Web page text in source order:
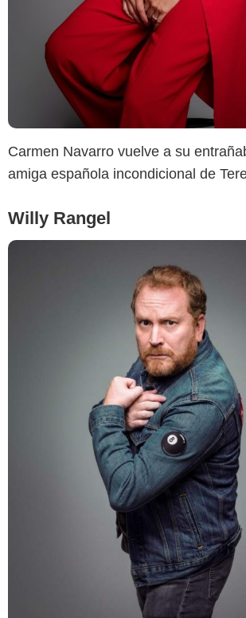
Carmen Navarro vuelve a su
amiga española incondicional de
Willy Rangel